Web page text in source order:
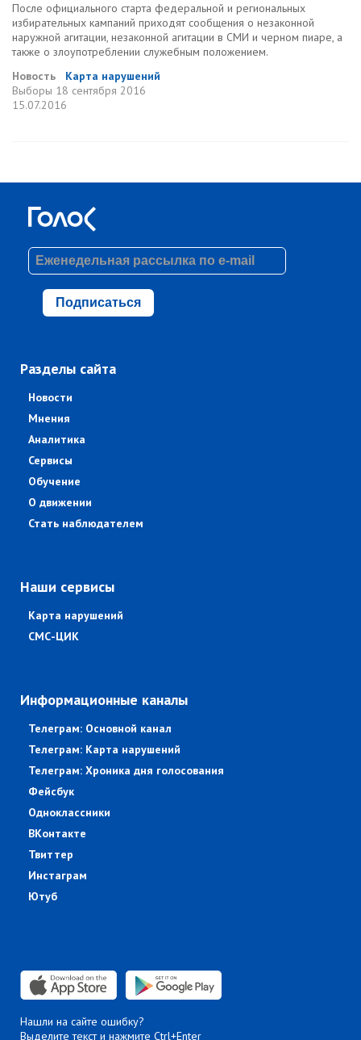
После официального старта федеральной и региональных
избирательных кампаний приходят сообщения о незаконной
наружной агитации, незаконной агитации в СМИ и черном пиаре, а
также о злоупотреблении служебным положением.
Новость
Карта нарушений
Выборы 18 сентября 2016
15.07.2016
Подписаться
Разделы сайта
Новости
Мнения
Аналитика
Сервисы
Обучение
О движении
Стать наблюдателем
Наши сервисы
Карта нарушений
СМС-ЦИК
Информационные каналы
Телеграм: Основной канал
Телеграм: Карта нарушений
Телеграм: Хроника дня голосования
Фейсбук
Одноклассники
ВКонтакте
Твиттер
Инстаграм
Ютуб
Нашли на сайте ошибку?
Выделите текст и нажмите Ctrl+Enter